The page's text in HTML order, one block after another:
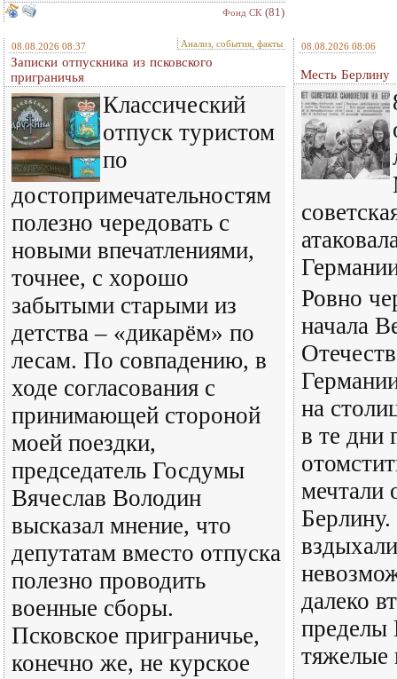
Фонд СК (81)
08.08.2026 08:37 Анализ, события, факты
Записки отпускника из псковского
приграничья
Классический
отпуск туристом
по
достопримечательностям
полезно чередовать с
новыми впечатлениями,
точнее, с хорошо
забытыми старыми из
детства – «дикарём» по
лесам. По совпадению, в
ходе согласования с
принимающей стороной
моей поездки,
председатель Госдумы
Вячеслав Володин
высказал мнение, что
депутатам вместо отпуска
полезно проводить
военные сборы.
Псковское приграничье,
конечно же, не курское
08.08.2026 08:06
Месть Берлину
Ровно
начала
на
в те дни
мечтали
далеко
пределы
тяжелые